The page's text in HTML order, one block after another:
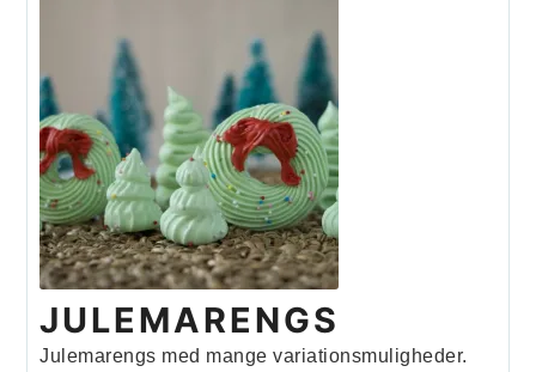
JULEMARENGS
Julemarengs med mange variationsmuligheder.